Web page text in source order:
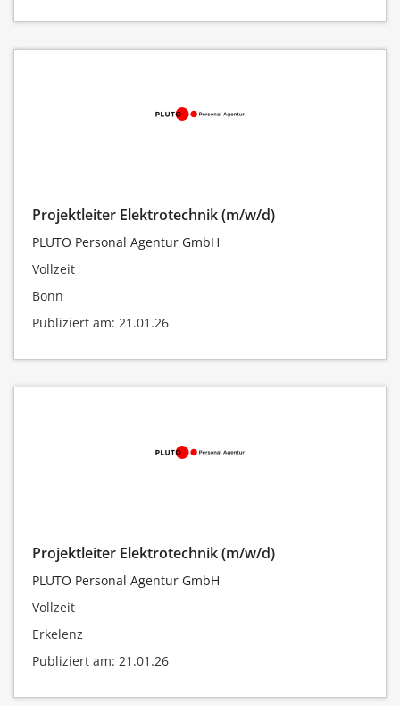
Projektleiter Elektrotechnik (m/w/d)
PLUTO Personal Agentur GmbH
Vollzeit
Bonn
Publiziert am: 21.01.26
Projektleiter Elektrotechnik (m/w/d)
PLUTO Personal Agentur GmbH
Vollzeit
Erkelenz
Publiziert am: 21.01.26